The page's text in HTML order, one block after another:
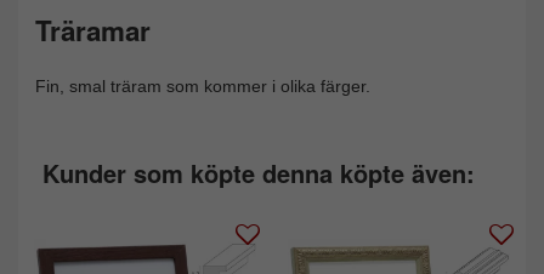
Träramar
Fin, smal träram som kommer i olika färger.
Kunder som köpte denna köpte även: